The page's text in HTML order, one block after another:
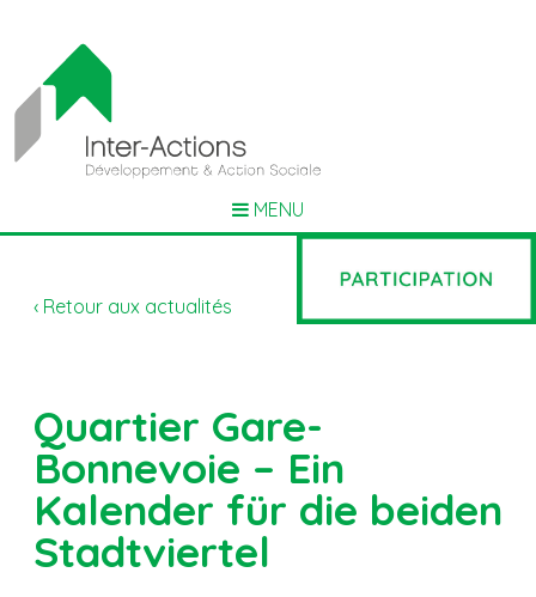
MENU
‹ Retour aux actualités
Quartier Gare-
Bonnevoie – Ein
Kalender für die beiden
Stadtviertel